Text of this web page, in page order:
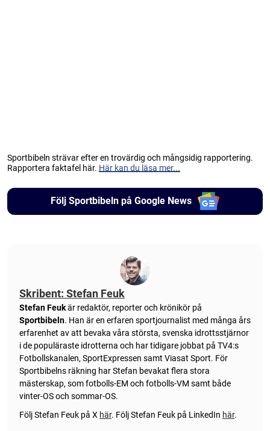
Sportbibeln strävar efter en trovärdig och mångsidig rapportering.
Rapportera faktafel här. Här kan du läsa mer...
Följ Sportbibeln på Google News
Skribent: Stefan Feuk
Stefan Feukär redaktör, reporter och krönikör på
Sportbibeln. Han är en erfaren sportjournalist med många års
erfarenhet av att bevaka våra största, svenska idrottsstjärnor
i de populäraste idrotterna och har tidigare jobbat på TV4:s
Fotbollskanalen, SportExpressen samt Viasat Sport. För
Sportbibelns räkning har Stefan bevakat flera stora
mästerskap, som fotbolls-EM och fotbolls-VM samt både
vinter-OS och sommar-OS.
Följ Stefan Feuk på X här. Följ Stefan Feuk på LinkedIn här.